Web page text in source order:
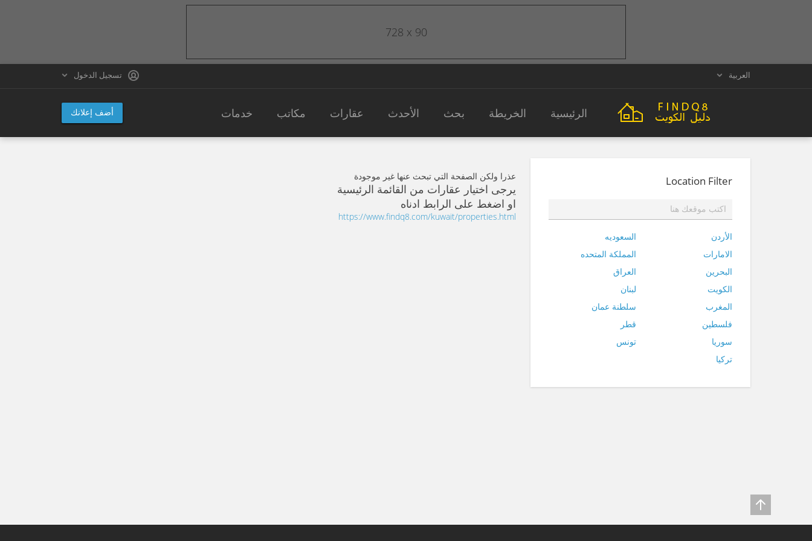
العربية تسجيل الدخول
أضف إعلانك الرئيسية الخريطة بحث الأحدث عقارات مكاتب خدمات
Location Filter
الأردن
السعوديه
الامارات
المملكة المتحده
البحرين
العراق
الكويت
لبنان
المغرب
سلطنة عمان
فلسطين
قطر
سوريا
تونس
تركيا
عذرا ولكن الصفحة التي تبحث عنها غير موجودة
يرجى اختيار عقارات من القائمة الرئيسية
او اضغط على الرابط ادناه
https://www.findq8.com/kuwait/properties.html
728 x 90